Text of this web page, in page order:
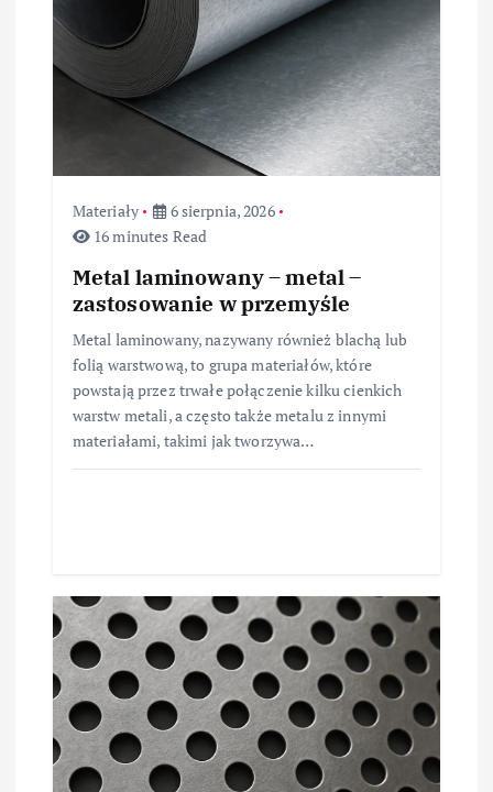
s
u
Materiały
6 sierpnia, 2026
16 minutes Read
Metal laminowany – metal –
zastosowanie w przemyśle
Metal laminowany, nazywany również blachą lub
folią warstwową, to grupa materiałów, które
powstają przez trwałe połączenie kilku cienkich
warstw metali, a często także metalu z innymi
materiałami, takimi jak tworzywa…